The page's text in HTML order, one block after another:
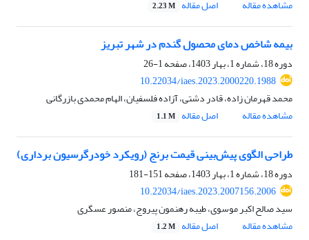
مشاهده مقاله اصل مقاله 2.23 M
بیمه شاخص دمای محصول گندم در شهر تبریز
دوره 18، شماره 1، بهار 1403، صفحه
1-26
10.22034/iaes.2023.2000220.1988
محمد قهرمان زاده، قادر دشتی، آزاده فلسفیان، الهام محمدی بازرگانی
مشاهده مقاله
اصل مقاله 1.1 M
طراحی الگوی پیش‌بینی قیمت برنج (رویکرد خودرگرسیون برداری)
دوره 18، شماره 1، بهار 1403، صفحه
151-181
10.22034/iaes.2023.2007156.2006
سید صالح اکبر موسوی، طیبه رهنمون پیروج، منصور عسگری
مشاهده مقاله
اصل مقاله 1.2 M